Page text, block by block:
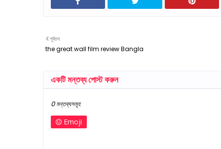
পূর্বতন
the great wall film review Bangla
একটি মন্তব্য পোস্ট করুন
0 মন্তব্যসমূহ
Emoji